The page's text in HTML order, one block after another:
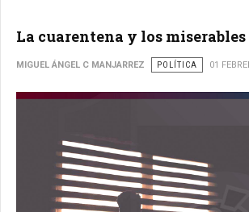
La cuarentena y los miserables
MIGUEL ÁNGEL C MANJARREZ POLÍTICA 01